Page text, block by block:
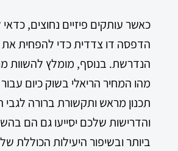
כאשר עותקים פיזיים נחוצים,
הדפסה דו צדדית כדי להפחית את
הנדרשת. בנוסף, מומלץ להשוות
מהו המחיר הריאלי בשוק כיום
תכנון מראש ותקשורת ברורה לגבי
והדרישות שלכם יסייעו גם הם
ביותר ובשיפור היעילות הכוללת